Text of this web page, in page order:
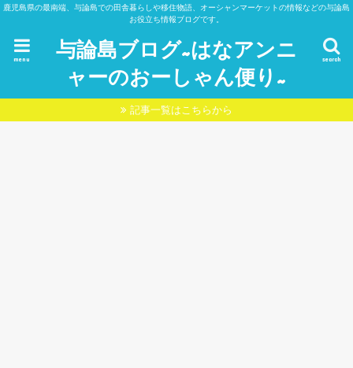
鹿児島県の最南端、与論島での田舎暮らしや移住物語、オーシャンマーケットの情報などの与論島
お役立ち情報ブログです。
与論島ブログ~はなアンニ
ャーのおーしゃん便り~
search
menu
記事一覧はこちらから